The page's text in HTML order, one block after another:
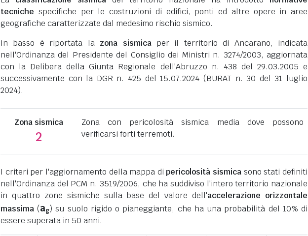
tecniche specifiche per le costruzioni di edifici, ponti ed altre opere in aree
geografiche caratterizzate dal medesimo rischio sismico.
In basso è riportata la zona sismicaper il territorio di Ancarano, indicata
nell'Ordinanza del Presidente del Consiglio dei Ministri n. 3274/2003, aggiornata
con la Delibera della Giunta Regionale dell'Abruzzo n. 438 del 29.03.2005 e
successivamente con la DGR n. 425 del 15.07.2024 (BURAT n. 30 del 31 luglio
2024).
Zona sismica
2
Zona con pericolosità sismica media dove possono
verificarsi forti terremoti.
I criteri per l'aggiornamento della mappa dipericolosità sismica sono stati definiti
nell'Ordinanza del PCM n. 3519/2006, che ha suddiviso l'intero territorio nazionale
in quattro zone sismiche sulla base del valore dell'accelerazione orizzontale
massima (ag) su suolo rigido o pianeggiante, che ha una probabilità del 10% di
essere superata in 50 anni.